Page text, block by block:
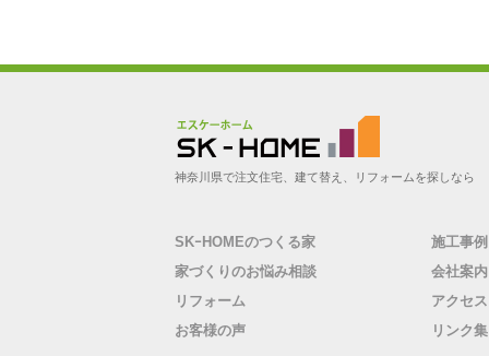
神奈川県伊勢原市の工務店 |
SK-HOME（エスケーホー
神奈川県で注文住宅、建て替え、リフォームを探しなら
SKｰHOMEのつくる家
家づくりのお悩み相談
リフォーム
お客様の声
施工事例
会社案内
アクセス
リンク集